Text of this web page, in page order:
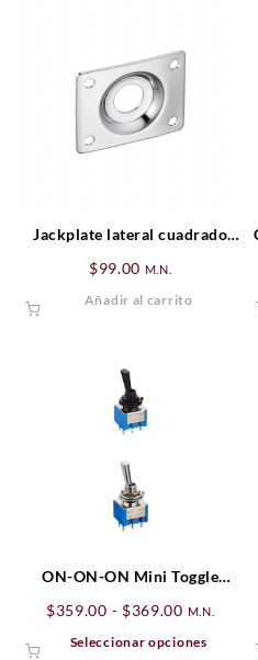
Jackplate lateral cuadrado
$99.00 M.N.
Añadir al carrito
ON-ON-ON Mini Toggle
$359.00 - $369.00Rango
M.N.
Seleccionar opciones